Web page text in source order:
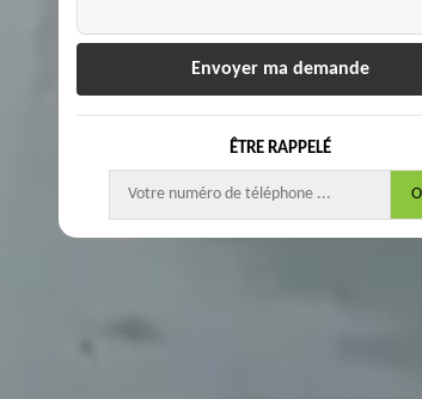
ÊTRE RAPPELÉ